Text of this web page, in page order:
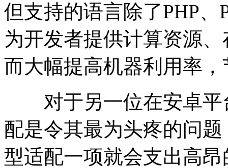
但支持的语言除了PHP、
为开发者提供计算资源
而大幅提高机器利用率
对于另一位在安卓平
配是令其最为头疼的问
型适配一项就会支出高